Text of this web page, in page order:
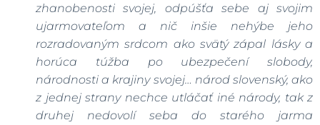
zhanobenosti svojej, odpúšťa sebe aj svojim
ujarmovateľom a nič inšie nehýbe jeho
rozradovaným srdcom ako svätý zápal lásky a
horúca túžba po ubezpečení slobody,
národnosti a krajiny svojej… národ slovenský, ako
z jednej strany nechce utláčať iné národy, tak z
druhej nedovolí seba do starého jarma